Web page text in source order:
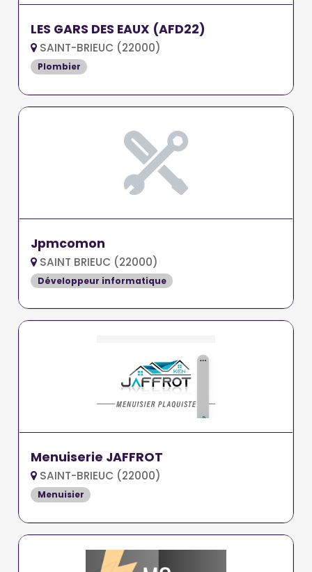
LES GARS DES EAUX (AFD22)
SAINT-BRIEUC (22000)
Plombier
Jpmcomon
SAINT BRIEUC (22000)
Développeur informatique
Menuiserie JAFFROT
SAINT-BRIEUC (22000)
Menuisier